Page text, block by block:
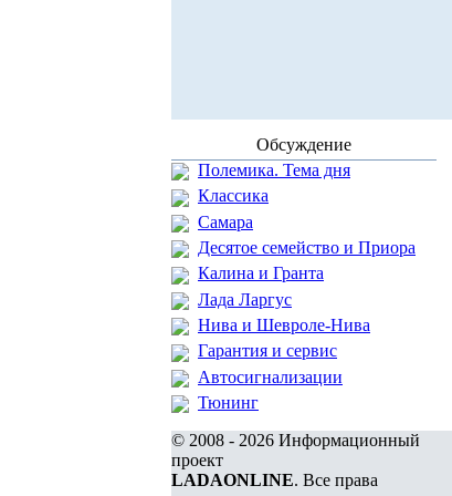
Обсуждение
Полемика. Тема дня
Классика
Самара
Десятое семейство и Приора
Калина и Гранта
Лада Ларгус
Нива и Шевроле-Нива
Гарантия и сервис
Автосигнализации
Тюнинг
© 2008 - 2026 Информационный
проект
LADAONLINE. Все права